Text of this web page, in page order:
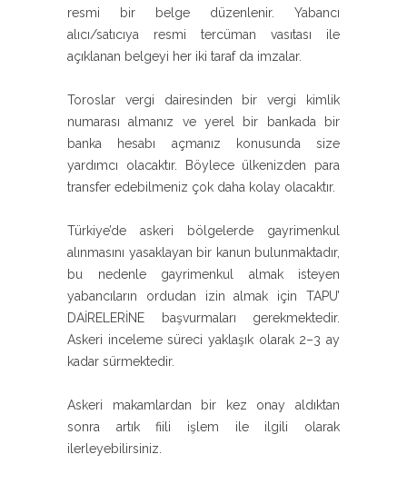
resmi bir belge düzenlenir. Yabancı
alıcı/satıcıya resmi tercüman vasıtası ile
açıklanan belgeyi her iki taraf da imzalar.
Toroslar vergi dairesinden bir vergi kimlik
numarası almanız ve yerel bir bankada bir
banka hesabı açmanız konusunda size
yardımcı olacaktır. Böylece ülkenizden para
transfer edebilmeniz çok daha kolay olacaktır.
Türkiye’de askeri bölgelerde gayrimenkul
alınmasını yasaklayan bir kanun bulunmaktadır,
bu nedenle gayrimenkul almak isteyen
yabancıların ordudan izin almak için TAPU’
DAİRELERİNE başvurmaları gerekmektedir.
Askeri inceleme süreci yaklaşık olarak 2–3 ay
kadar sürmektedir.
Askeri makamlardan bir kez onay aldıktan
sonra artık fiili işlem ile ilgili olarak
ilerleyebilirsiniz.